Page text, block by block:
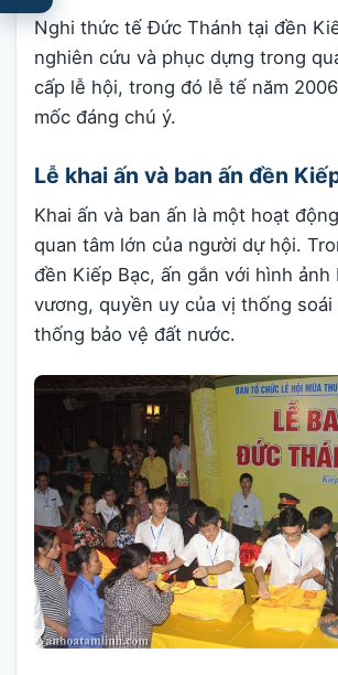
Nghi thức tế Đức Thánh tại đền
nghiên cứu và phục dựng trong
cấp lễ hội, trong đó lễ tế năm
mốc đáng chú ý.
Lễ khai ấn và ban ấn đền
Khai ấn và ban ấn là một hoạt
quan tâm lớn của người dự hội.
đền Kiếp Bạc, ấn gắn với hình
vương, quyền uy của vị thống soái
thống bảo vệ đất nước.